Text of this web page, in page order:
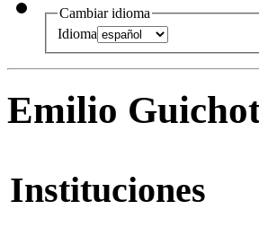
Cambiar idioma
Idioma
Emilio
Instituciones